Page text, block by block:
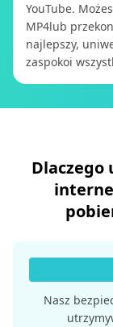
YouTube.
MP4lub
najlepszy,
zaspokoi
Dlaczego
Nasz